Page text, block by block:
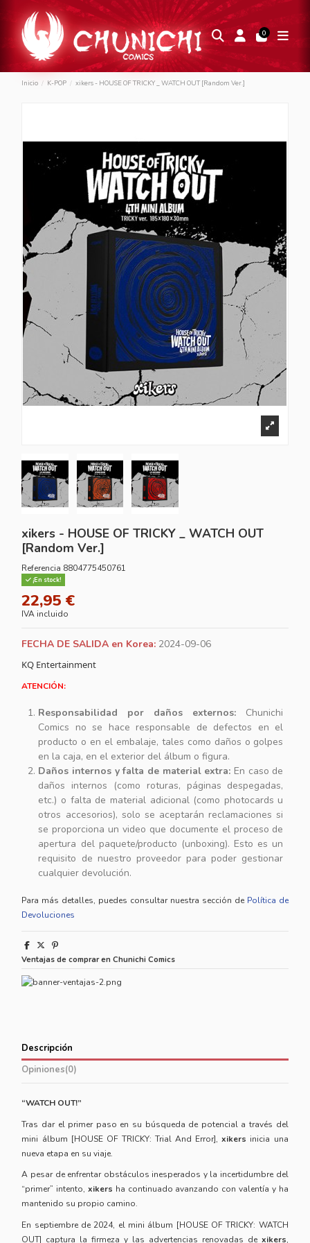
0
Inicio K-POP xikers - HOUSE OF TRICKY _ WATCH OUT [Random Ver.]
xikers - HOUSE OF TRICKY _ WATCH OUT
[Random Ver.]
Referencia 8804775450761
¡En stock!
22,95 €
IVA incluido
FECHA DE SALIDA en Korea: 2024-09-06
KQ Entertainment
ATENCIÓN:
Responsabilidad por daños externos:
Chunichi
Comics no se hace responsable de defectos en el
producto o en el embalaje, tales como daños o golpes
en la caja, en el exterior del álbum o figura.
Daños internos y falta de material extra: En caso de
daños internos (como roturas, páginas despegadas,
etc.) o falta de material adicional (como photocards u
otros accesorios), solo se aceptarán reclamaciones si
se proporciona un video que documente el proceso de
apertura del paquete/producto (unboxing). Esto es un
requisito de nuestro proveedor para poder gestionar
cualquier devolución.
Para más detalles, puedes consultar nuestra sección de Política de
Devoluciones
Ventajas de comprar en Chunichi Comics
Descripción
Opiniones(0)
“WATCH OUT!”
Tras dar el primer paso en su búsqueda de potencial a través del
mini álbum [HOUSE OF TRICKY: Trial And Error],xikers inicia una
nueva etapa en su viaje.
A pesar de enfrentar obstáculos inesperados y la incertidumbre del
“primer” intento,xikers ha continuado avanzando con valentía y ha
mantenido su propio camino.
En septiembre de 2024, el mini álbum [HOUSE OF TRICKY: WATCH
OUT] captura la firmeza y las advertencias renovadas de xikers,